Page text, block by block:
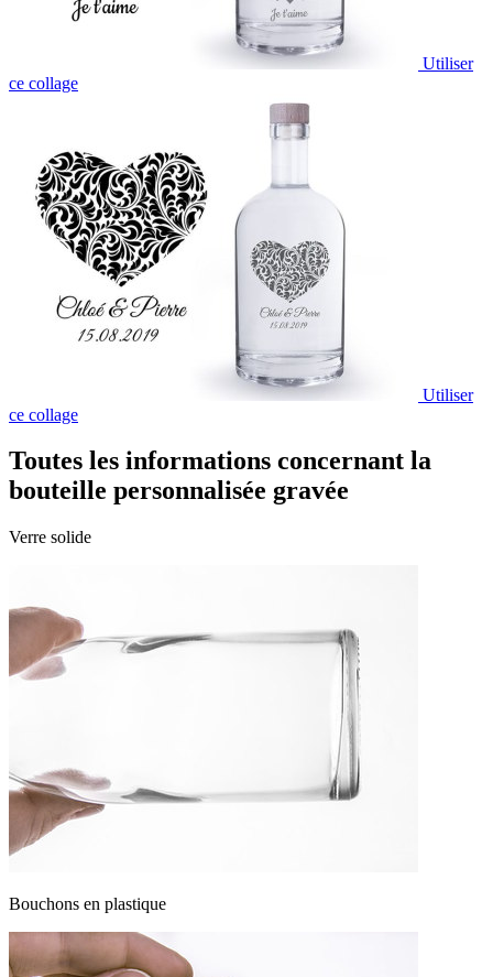
Utiliser
ce collage
Utiliser
ce collage
Toutes les informations concernant la
bouteille personnalisée gravée
Verre solide
Bouchons en plastique